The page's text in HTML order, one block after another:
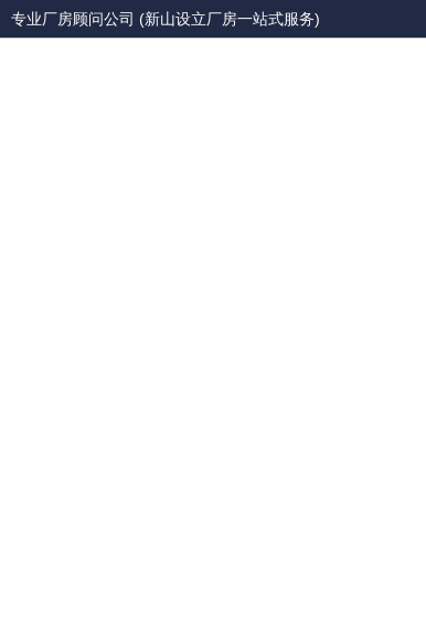
专业厂房顾问公司 (新山设立厂房一站式服务)